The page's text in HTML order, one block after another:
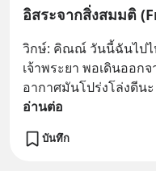
อิสระจากสิ่งสมมติ
วิกษ์: คิณณ์ วันนี้ฉันไปไ
เจ้าพระยา พอเดินออก
อากาศมันโปร่งโล่งดีน
อ่านต่อ
บันทึก